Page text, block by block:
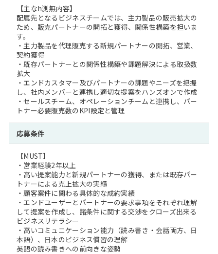
【主なh測無内容】
配属先となるビジネスチームでは、主力製品の販売拡大の
ため、販売パートナーの開拓と獲得、関係性構築を担いま
す。
・主力製品を代理販売する新規パートナーの開拓、営業、
契約獲得
・既存パートナーとの関係性構築や課題解決による取扱数
拡大
・エンドカスタマー及びパートナーの課題やニーズを把握
し、社内メンバーと連携し適切な提案をハンズオンで作成
・セールスチーム、オペレーションチームと連携し、パー
トナー必要販売数のKPI設定と管理
応募条件
【MUST】
・営業経験2年以上
・高い提案能力と新規パートナーの獲得、または既存パー
トナーによる売上拡大の実績
・顧客案件に関わる具体的な成約実績
・エンドユーザーとパートナーの要求事項をそれぞれ理解
して提案を作成し、諸条件に関する交渉をクローズ出来る
ビジネスリテラシー
・高いコミュニケーション能力（読み書き・会話両方、日
本語）、日本のビジネス慣習の理解
英語の読み書きへの前向きな姿勢